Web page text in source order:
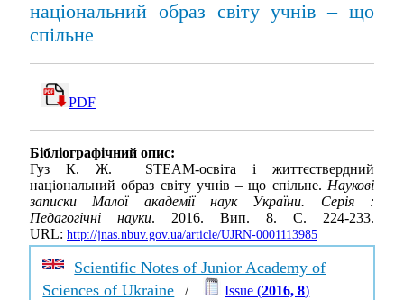
національний образ світу учнів – що
спільне
PDF
Бібліографічний опис:
Гуз К. Ж. STEAM-освіта і життєствердний
національний образ світу учнів – що спільне. Наукові
записки Малої академії наук України. Серія :
Педагогічні науки. 2016. Вип. 8. С. 224-233.
URL: http://jnas.nbuv.gov.ua/article/UJRN-0001113985
Scientific Notes of Junior Academy of
Sciences of Ukraine / Issue (2016, 8)